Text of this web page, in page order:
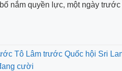
nắm quyền lực, một ngày
Tô Lâm trước Quốc hội Sri
cười